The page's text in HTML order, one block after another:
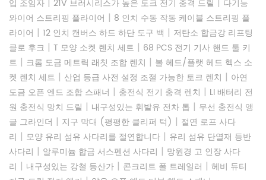
입 조임자
21V 브러시리스가 높은 토크 전기 충격 드릴
다기능
와이어 스트리핑 플라이어 | 8 인치 수동 작동 케이블 스트리핑 플
라이어 | 12 인치 캔버스 하드 하단 도구 백 | 저탄소 합금강 리프팅
클로 후크 | T 모양 소켓 렌치 세트 | 68 PCS 전기 기사 핸드 툴 키
트 | 크롬 도금 메트릭 래칫 조합 렌치 | 볼 헤드/플랫 헤드 헥스 소
켓 렌치 세트 | 산업 등급 사전 설정 조절 가능한 토크 렌치 | 아연
도금 오픈 엔드 조합 스패너 | 충전식 전기 충격 렌치 | LI 배터리 전
원 충전식 망치 드릴 | 내구성있는 휘발유 전차 톱 | 무선 충전식 앵
글 그라인더 | 지구 막대 (평평한 클리퍼 턱) | 절연 로프 사다
리 | 모양 유리 섬유 사다리를 절연합니다 | 유리 섬유 단열재 등반
사다리 | 알루미늄 합금 서스펜션 사다리 | 망원경 고 인장 사다
리 | 내구성있는 강철 등산가 | 콘크리트 폴 트레일러 | 헤비 듀티